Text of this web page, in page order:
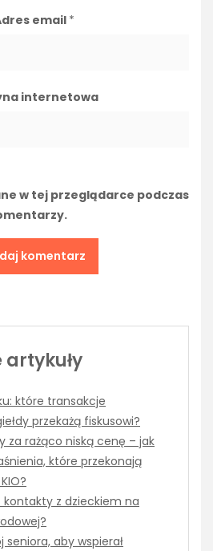
email *
internetowa
w tej przeglądarce podczas
artykuły
które transakcje
przekażą fiskusowi?
za rażąco niską cenę – jak
które przekonają
kontakty z dzieckiem na
seniora, aby wspierał